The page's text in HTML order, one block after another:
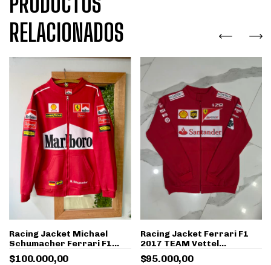
RELACIONADOS
Racing Jacket Michael
Schumacher Ferrari F1
1998 Antiflama Retro
$100.000,00
Racing Jacket Ferrari F1
2017 TEAM Vettel
Räikkönen Antiflama Retro
$95.000,00